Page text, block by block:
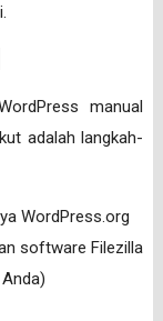
manual
adalah langkah-
WordPress.org
software Filezilla